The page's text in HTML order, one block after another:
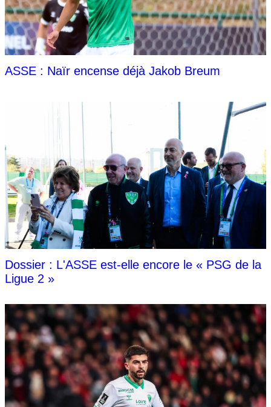
ASSE : Naïr encense déjà Jakob Breum
Dossier : L'ASSE est-elle encore le « PSG de la
Ligue 2 »